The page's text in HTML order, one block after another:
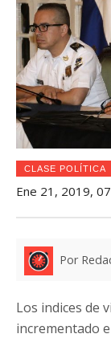
CLASE POLÍTICA
Ene 21, 2019,
Por
Los indices de
incrementado